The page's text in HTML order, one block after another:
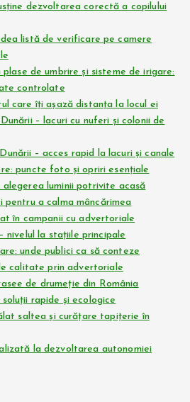
dezvoltarea corectă a copilului
listă de verificare pe camere
de umbrire și sisteme de irigare:
controlate
care îți așază distanța la locul ei
– lacuri cu nuferi și colonii de
– acces rapid la lacuri și canale
puncte foto și opriri esențiale
luminii potrivite acasă
a calma mâncărimea
în campanii cu advertoriale
nivelul la stațiile principale
unde publici ca să conteze
calitate prin advertoriale
de drumeție din România
rapide și ecologice
saltea și curățare tapițerie în
la dezvoltarea autonomiei